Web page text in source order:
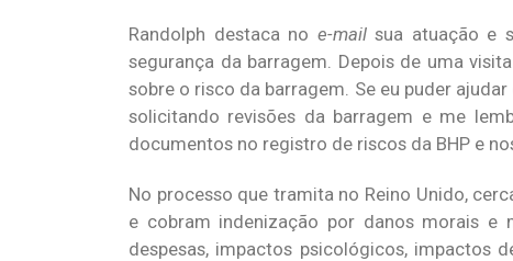
Randolph destaca no e-mailsua atuação e
segurança da barragem. Depois de uma
sobre o risco da barragem. Se eu puder
solicitando revisões da barragem e me
documentos no registro de riscos da BHP e
No processo que tramita no Reino Unido,
e cobram indenização por danos morais e
despesas, impactos psicológicos, impactos